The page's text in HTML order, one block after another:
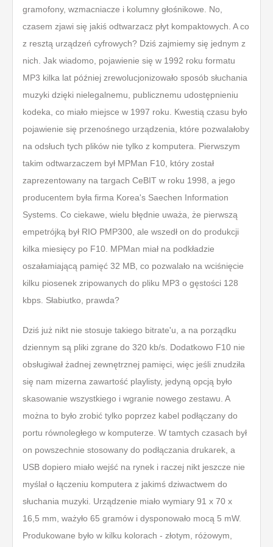
gramofony, wzmacniacze i kolumny głośnikowe. No,
czasem zjawi się jakiś odtwarzacz płyt kompaktowych. A co
z resztą urządzeń cyfrowych? Dziś zajmiemy się jednym z
nich. Jak wiadomo, pojawienie się w 1992 roku formatu
MP3 kilka lat później zrewolucjonizowało sposób słuchania
muzyki dzięki nielegalnemu, publicznemu udostępnieniu
kodeka, co miało miejsce w 1997 roku. Kwestią czasu było
pojawienie się przenośnego urządzenia, które pozwalałoby
na odsłuch tych plików nie tylko z komputera. Pierwszym
takim odtwarzaczem był MPMan F10, który został
zaprezentowany na targach CeBIT w roku 1998, a jego
producentem była firma Korea's Saechen Information
Systems. Co ciekawe, wielu błędnie uważa, że pierwszą
empetrójką był RIO PMP300, ale wszedł on do produkcji
kilka miesięcy po F10. MPMan miał na podkładzie
oszałamiającą pamięć 32 MB, co pozwalało na wciśnięcie
kilku piosenek zripowanych do pliku MP3 o gęstości 128
kbps. Słabiutko, prawda?
Dziś już nikt nie stosuje takiego bitrate'u, a na porządku
dziennym są pliki zgrane do 320 kb/s. Dodatkowo F10 nie
obsługiwał żadnej zewnętrznej pamięci, więc jeśli znudziła
się nam mizerna zawartość playlisty, jedyną opcją było
skasowanie wszystkiego i wgranie nowego zestawu. A
można to było zrobić tylko poprzez kabel podłączany do
portu równoległego w komputerze. W tamtych czasach był
on powszechnie stosowany do podłączania drukarek, a
USB dopiero miało wejść na rynek i raczej nikt jeszcze nie
myślał o łączeniu komputera z jakimś dziwactwem do
słuchania muzyki. Urządzenie miało wymiary 91 x 70 x
16,5 mm, ważyło 65 gramów i dysponowało mocą 5 mW.
Produkowane było w kilku kolorach - złotym, różowym,